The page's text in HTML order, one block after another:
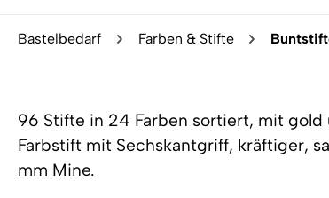
Bastelbedarf Farben & Stifte
96 Stifte in 24 Farben sortiert, mit gold
Farbstift mit Sechskantgriff, kräftiger,
mm Mine.